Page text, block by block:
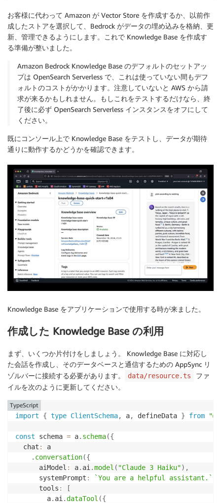
お客様に代わって Amazon が Vector Store を作成するか、以前作
成したストアを選択して、Bedrock がデータの埋め込みを格納、更
新、管理できるようにします。これで Knowledge Base を作成す
る準備が整いました。
Amazon Bedrock Knowledge Base のデフォルトのセットアッ
プは OpenSearch Serverless で、これは使っていない間もデフ
ォルトのコストがかかります。注意していないと AWS から請
求が来るかもしれません。もしこれをテストするだけなら、終
了後に必ず OpenSearch Serverless インスタンスをオフにして
ください。
既にコンソール上で Knowledge Base をテストし、データが期待
通りに動作するかどうかを確認できます。
Knowledge Base をアプリケーションで使用する時が来ました。
作成した Knowledge Base の利用
まず、いくつか片付けをしましょう。 Knowledge Base に対応し
た会話を作成し、そのデータベースと通信するための AppSync リ
ゾルバーに接続する必要があります。
data/resource.ts
ファ
イルを次のように更新してください。
import { type ClientSchema, a, defineData } from
const schema = a. schema({
  chat
:
a
. conversation({
      aiModel
: a. ai .model ( "Claude 3 Haiku") ,
      systemPrompt
: `You are a helpful assistant. `
      tools
:
[
        a
. ai .dataTool ({
TypeScript